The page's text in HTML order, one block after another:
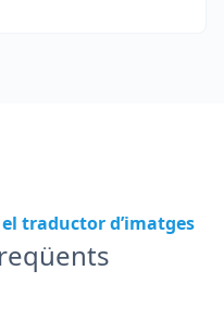
traductor d’imatges